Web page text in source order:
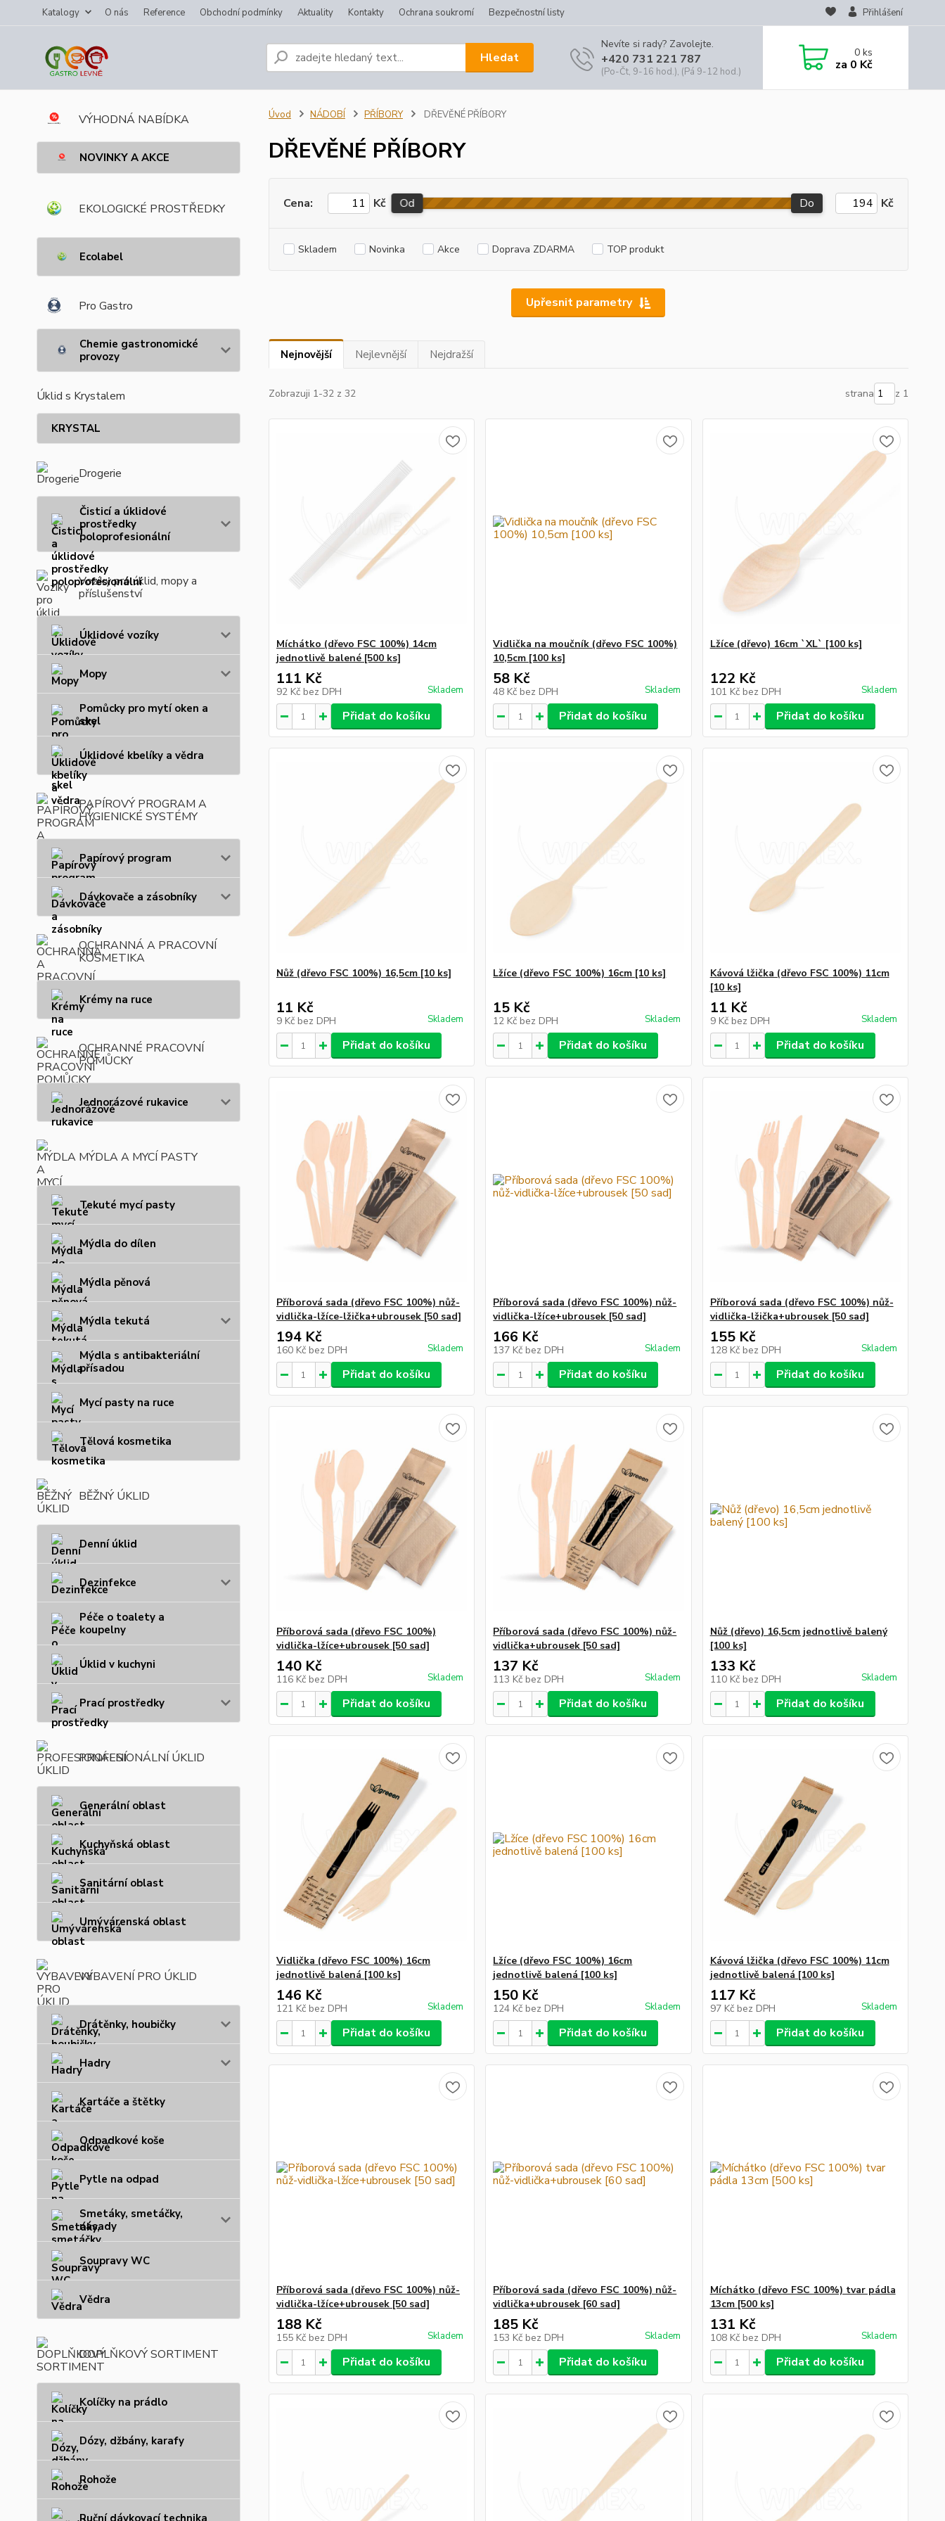
Katalogy O nás Reference Obchodní podmínky Aktuality Kontakty Ochrana soukromí Bezpečnostní listy Přihlášení
Hledat
Nevíte si rady? Zavolejte.
+420 731 221 787
(Po-Čt, 9-16 hod.), (Pá 9-12 hod.)
0ks
za 0 Kč
VÝHODNÁ NABÍDKA
NOVINKY A AKCE
EKOLOGICKÉ PROSTŘEDKY
Ecolabel
Pro Gastro
Chemie gastronomické
provozy
Úklid s Krystalem
KRYSTAL
Drogerie
Čisticí a úklidové
prostředky
poloprofesionální
Vozíky pro úklid, mopy a
příslušenství
Úklidové vozíky
Mopy
Pomůcky pro mytí oken a
skel
Úklidové kbelíky a vědra
PAPÍROVÝ PROGRAM A
HYGIENICKÉ SYSTÉMY
Papírový program
Dávkovače a zásobníky
OCHRANNÁ A PRACOVNÍ
KOSMETIKA
Krémy na ruce
OCHRANNÉ PRACOVNÍ
POMŮCKY
Jednorázové rukavice
MÝDLA A MYCÍ PASTY
Tekuté mycí pasty
Mýdla do dílen
Mýdla pěnová
Mýdla tekutá
Mýdla s antibakteriální
přísadou
Mycí pasty na ruce
Tělová kosmetika
BĚŽNÝ ÚKLID
Denní úklid
Dezinfekce
Péče o toalety a
koupelny
Úklid v kuchyni
Prací prostředky
PROFESIONÁLNÍ ÚKLID
Generální oblast
Kuchyňská oblast
Sanitární oblast
Umývárenská oblast
VYBAVENÍ PRO ÚKLID
Drátěnky, houbičky
Hadry
Kartáče a štětky
Odpadkové koše
Pytle na odpad
Smetáky, smetáčky,
násady
Soupravy WC
Vědra
DOPLŇKOVÝ SORTIMENT
Kolíčky na prádlo
Dózy, džbány, karafy
Rohože
Ruční dávkovací technika
Úvod NÁDOBÍ PŘÍBORY DŘEVĚNÉ PŘÍBORY
DŘEVĚNÉ PŘÍBORY
Upřesnit parametry
Cena: Kč Od Do Kč
Skladem Novinka Akce Doprava ZDARMA TOP produkt
Nejnovější Nejlevnější Nejdražší
Zobrazuji 1-32 z 32 strana z 1
Míchátko (dřevo FSC 100%) 14cm
jednotlivě balené [500 ks]
111 Kč
92 Kč bez DPH Skladem
Přidat do košíku
Vidlička na moučník (dřevo FSC 100%)
10,5cm [100 ks]
58 Kč
48 Kč bez DPH Skladem
Přidat do košíku
Lžíce (dřevo) 16cm `XL` [100 ks]
122 Kč
101 Kč bez DPH Skladem
Přidat do košíku
Nůž (dřevo FSC 100%) 16,5cm [10 ks]
11 Kč
9 Kč bez DPH Skladem
Přidat do košíku
Lžíce (dřevo FSC 100%) 16cm [10 ks]
15 Kč
12 Kč bez DPH Skladem
Přidat do košíku
Kávová lžička (dřevo FSC 100%) 11cm
[10 ks]
11 Kč
9 Kč bez DPH Skladem
Přidat do košíku
Příborová sada (dřevo FSC 100%) nůž-
vidlička-lžíce-lžička+ubrousek [50 sad]
194 Kč
160 Kč bez DPH Skladem
Přidat do košíku
Příborová sada (dřevo FSC 100%) nůž-
vidlička-lžíce+ubrousek [50 sad]
166 Kč
137 Kč bez DPH Skladem
Přidat do košíku
Příborová sada (dřevo FSC 100%) nůž-
vidlička-lžička+ubrousek [50 sad]
155 Kč
128 Kč bez DPH Skladem
Přidat do košíku
Příborová sada (dřevo FSC 100%)
vidlička-lžíce+ubrousek [50 sad]
140 Kč
116 Kč bez DPH Skladem
Přidat do košíku
Příborová sada (dřevo FSC 100%) nůž-
vidlička+ubrousek [50 sad]
137 Kč
113 Kč bez DPH Skladem
Přidat do košíku
Nůž (dřevo) 16,5cm jednotlivě balený
[100 ks]
133 Kč
110 Kč bez DPH Skladem
Přidat do košíku
Vidlička (dřevo FSC 100%) 16cm
jednotlivě balená [100 ks]
146 Kč
121 Kč bez DPH Skladem
Přidat do košíku
Lžíce (dřevo FSC 100%) 16cm
jednotlivě balená [100 ks]
150 Kč
124 Kč bez DPH Skladem
Přidat do košíku
Kávová lžička (dřevo FSC 100%) 11cm
jednotlivě balená [100 ks]
117 Kč
97 Kč bez DPH Skladem
Přidat do košíku
Příborová sada (dřevo FSC 100%) nůž-
vidlička-lžíce+ubrousek [50 sad]
188 Kč
155 Kč bez DPH Skladem
Přidat do košíku
Příborová sada (dřevo FSC 100%) nůž-
vidlička+ubrousek [60 sad]
185 Kč
153 Kč bez DPH Skladem
Přidat do košíku
Míchátko (dřevo FSC 100%) tvar pádla
13cm [500 ks]
131 Kč
108 Kč bez DPH Skladem
Přidat do košíku